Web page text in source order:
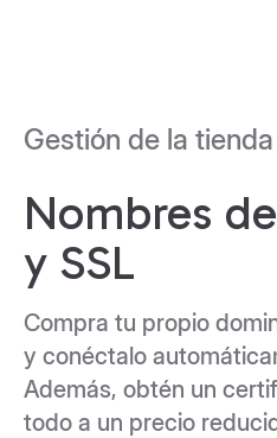
Gestión de la
Nombres
y SSL
Compra tu propio
y conéctalo
Además, obtén un
todo a un precio